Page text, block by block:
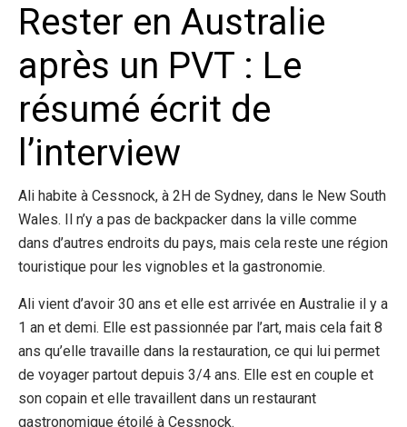
Rester en Australie
après un PVT : Le
résumé écrit de
l’interview
Ali habite à Cessnock, à 2H de Sydney, dans le New South
Wales. Il n’y a pas de backpacker dans la ville comme
dans d’autres endroits du pays, mais cela reste une région
touristique pour les vignobles et la gastronomie.
Ali vient d’avoir 30 ans et elle est arrivée en Australie il y a
1 an et demi. Elle est passionnée par l’art, mais cela fait 8
ans qu’elle travaille dans la restauration, ce qui lui permet
de voyager partout depuis 3/4 ans. Elle est en couple et
son copain et elle travaillent dans un restaurant
gastronomique étoilé à Cessnock.